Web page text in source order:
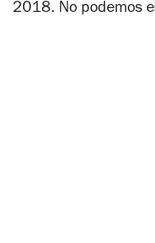
2018. No podemos